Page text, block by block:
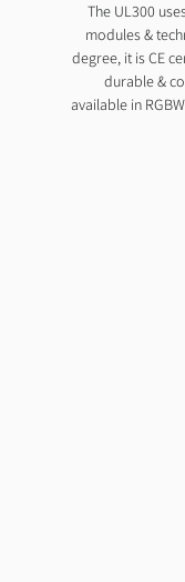
The UL300
modules &
degree, it is CE
durable &
available in